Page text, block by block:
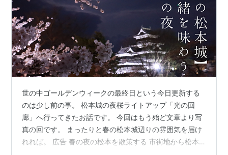
世の中ゴールデンウィークの最終日という今日更新する
のは少し前の事。 松本城の夜桜ライトアップ「光の回
廊」へ行ってきたお話です。 今回はもう殆ど文章より写
真の回です。 まったりと春の松本城辺りの雰囲気を届け
れれば。 広告 春の夜の松本を散策する 市街地から松本